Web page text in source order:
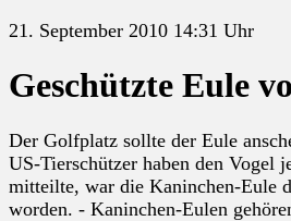
21. September 2010 14:31 Uhr
Geschützte Eule
Der Golfplatz sollte der Eule
US-Tierschützer haben den Vogel
mitteilte, war die Kaninchen-Eule
worden. - Kaninchen-Eulen